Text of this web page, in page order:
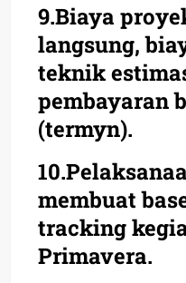
9.Biaya
langsung,
teknik
pembayaran
(termyn).
membuat
tracking
Primavera.